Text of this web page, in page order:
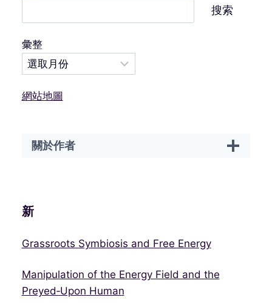
搜索
彙整
網站地圖
關於作者
新
Grassroots Symbiosis and Free Energy
Manipulation of the Energy Field and the
Preyed‑Upon Human